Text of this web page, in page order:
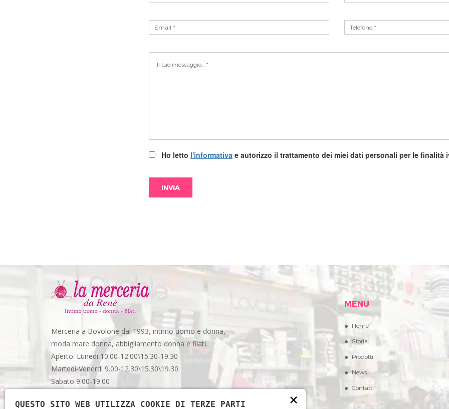
Ho letto l'informativa e autorizzo il trattamento dei miei dati personali per le finalità
Merceria a Bovolone dal 1993, intimo uomo e donna,
moda mare donna, abbigliamento donna e filati.
Aperto: Lunedi 10.00-12.00\15.30-19.30
Martedi-Venerdi 9.00-12.30\15.30\19.30
Sabato 9.00-19.00
Via Garibaldi, 48 - Spazio 3 - Bovolone (VR)
MENU
Home
Storia
Prodotti
News
Contatti
×
QUESTO SITO WEB UTILIZZA COOKIE DI TERZE PARTI